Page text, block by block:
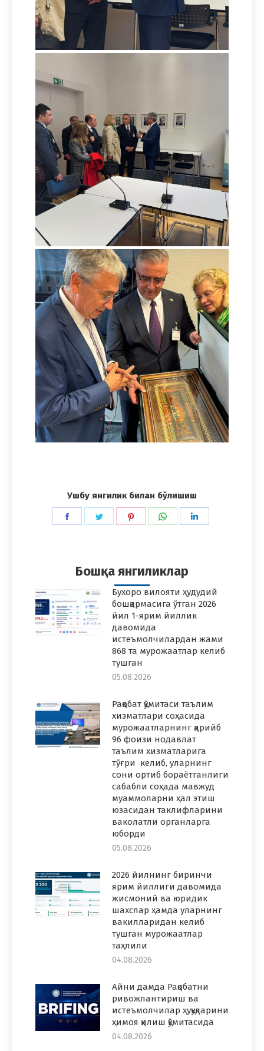
Ушбу янгилик билан бўлишиш
Share
Share
Share
Share
Бошқа янгиликлар
Бухоро вилояти ҳудудий
бошқармасига ўтган 2026
йил 1-ярим йиллик
давомида
истеъмолчилардан жами
868 та мурожаатлар келиб
тушган
05.08.2026
Рақобат қўмитаси таълим
хизматлари соҳасида
мурожаатларнинг қарийб
96 фоизи нодавлат
таълим хизматларига
тўғри келиб, уларнинг
сони ортиб бораётганлиги
сабабли соҳада мавжуд
муаммоларни ҳал этиш
юзасидан таклифларини
ваколатли органларга
юборди
05.08.2026
2026 йилнинг биринчи
ярим йиллиги давомида
жисмоний ва юридик
шахслар ҳамда уларнинг
вакилларидан келиб
тушган мурожаатлар
таҳлили
04.08.2026
Айни дамда Рақобатни
ривожлантириш ва
истеъмолчилар ҳуқуқларини
ҳимоя қилиш қўмитасида
04.08.2026